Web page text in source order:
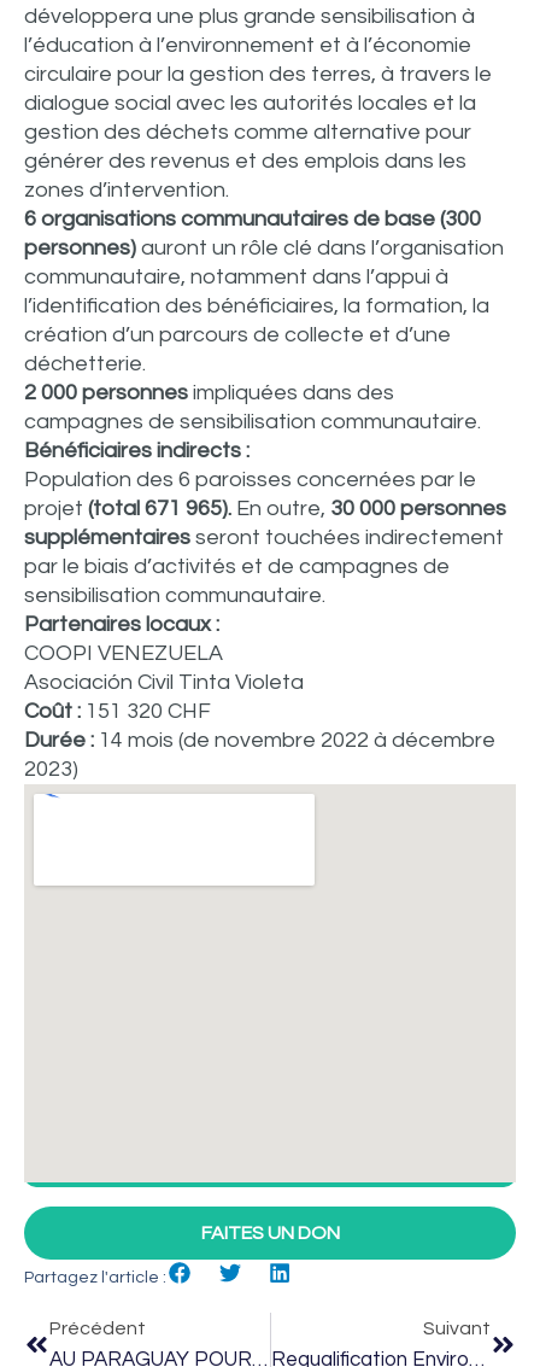
développera une plus grande sensibilisation à
l’éducation à l’environnement et à l’économie
circulaire pour la gestion des terres, à travers le
dialogue social avec les autorités locales et la
gestion des déchets comme alternative pour
générer des revenus et des emplois dans les
zones d’intervention.
6 organisations communautaires de base (300
personnes) auront un rôle clé dans l’organisation
communautaire, notamment dans l’appui à
l’identification des bénéficiaires, la formation, la
création d’un parcours de collecte et d’une
déchetterie.
2 000 personnes impliquées dans des
campagnes de sensibilisation communautaire.
Bénéficiaires indirects :
Population des 6 paroisses concernées par le
projet (total 671 965). En outre, 30 000 personnes
supplémentaires seront touchées indirectement
par le biais d’activités et de campagnes de
sensibilisation communautaire.
Partenaires locaux :
COOPI VENEZUELA
Asociación Civil Tinta Violeta
Coût : 151 320 CHF
Durée : 14 mois (de novembre 2022 à décembre
2023)
FAITES UN DON
Partagez l'article :
Précédent
AU PARAGUAY POUR UN DÉVELOPPEMENT DURABLE DANS LE GRAN CHACO (PROJET 041)
Suivant
Requalification Environnementale Et Gestion Durable Des Déchets Au Nord Du Liban (Projet 048)